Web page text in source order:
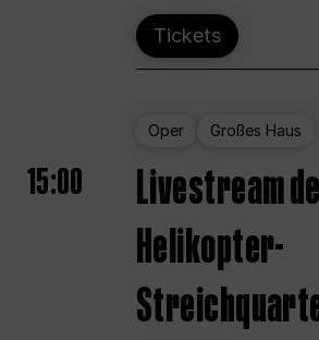
Tickets
Oper Großes Haus
15:00
Livestream
Helikopter-